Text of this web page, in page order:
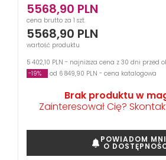
5568,90 PLN
cena brutto za 1 szt.
5568,90 PLN
wartość produktu
5 402,10 PLN - najniższa cena z 30 dni przed
-19%
od 6 849,90 PLN - cena katalogowa
Brak produktu w
Zainteresował Cię?
POWIADOM
O